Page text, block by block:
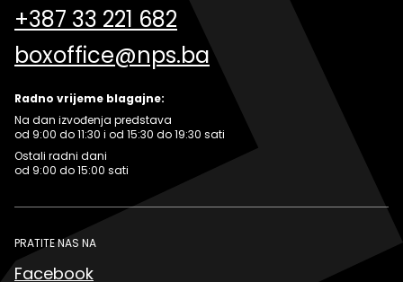
+387 33 221 682
boxoffice@nps.ba
Radno vrijeme blagajne:
Na dan izvođenja predstava
od 9:00 do 11:30 i od 15:30 do 19:30 sati
Ostali radni dani
od 9:00 do 15:00 sati
PRATITE NAS NA
Facebook